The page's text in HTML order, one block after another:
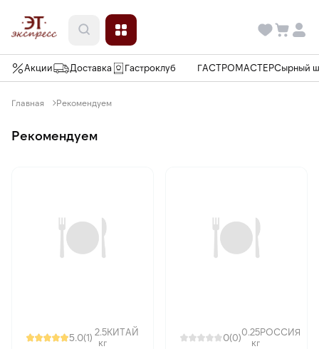
Акции Доставка Гастроклуб ГАСТРОМАСТЕРСырный
Главная Рекомендуем
Рекомендуем
5.0(1) 2.5
кг
КИТАЙ 0(0)0.25
кг
РОССИЯ